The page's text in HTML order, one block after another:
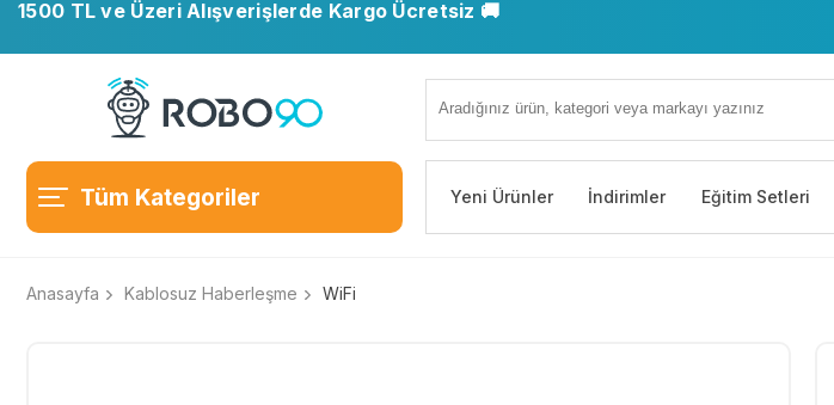
1500 TL ve Üzeri Alışverişlerde Kargo Ücretsiz 🚚
Tüm Kategoriler Yeni Ürünler İndirimler Eğitim Setleri
Anasayfa Kablosuz Haberleşme WiFi